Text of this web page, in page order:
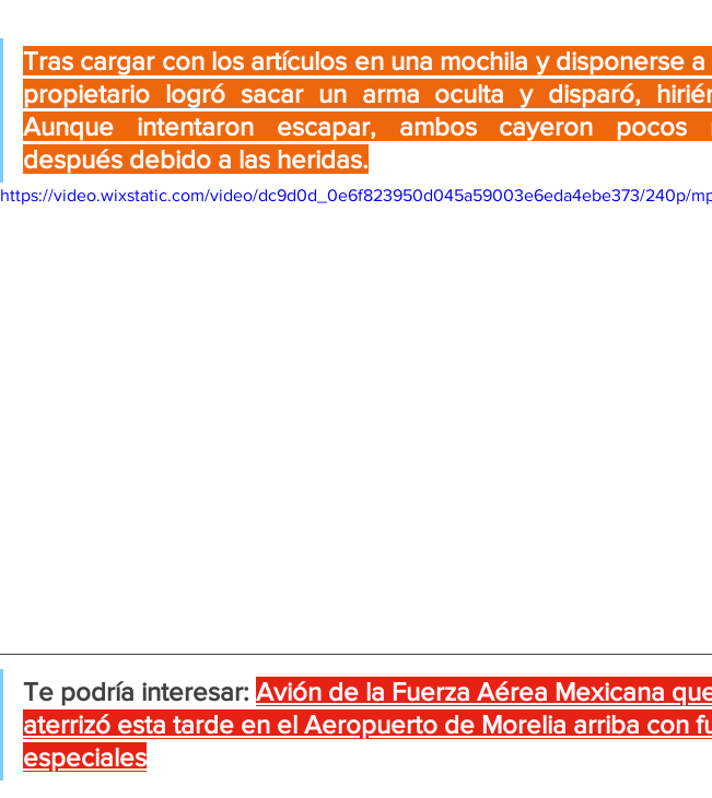
Tras cargar con los artículos en una mochila y disponerse a
propietario logró sacar un arma oculta y disparó,
Aunque intentaron escapar, ambos cayeron pocos
después debido a las heridas.
https://video.wixstatic.com/video/dc9d0d_0e6f823950d045a59003e6eda4ebe373/240p/
Te podría interesar: Avión de la Fuerza Aérea Mexicana
aterrizó esta tarde en el Aeropuerto de Morelia arriba con
especiales